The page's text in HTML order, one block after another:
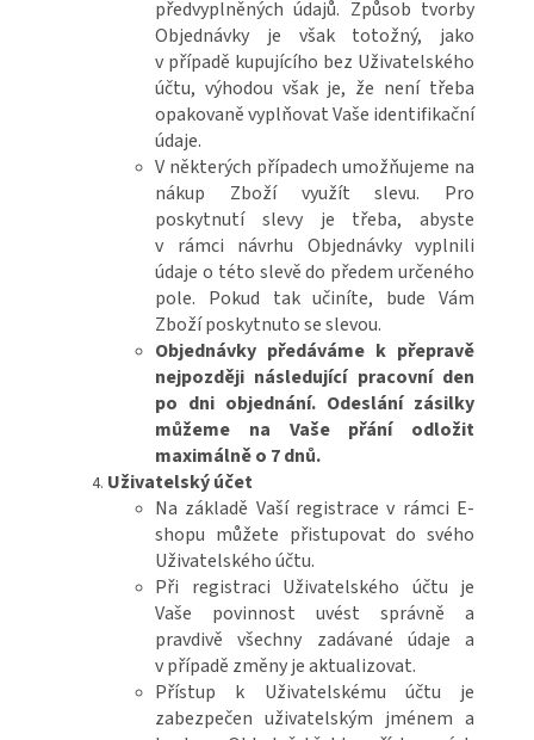
předvyplněných údajů. Způsob tvorby
Objednávky je však totožný, jako
v případě kupujícího bez Uživatelského
účtu, výhodou však je, že není třeba
opakovaně vyplňovat Vaše identifikační
údaje.
V některých případech umožňujeme na
nákup Zboží využít slevu. Pro
poskytnutí slevy je třeba, abyste
v rámci návrhu Objednávky vyplnili
údaje o této slevě do předem určeného
pole. Pokud tak učiníte, bude Vám
Zboží poskytnuto se slevou.
Objednávky předáváme k přepravě
nejpozději následující pracovní den
po dni objednání. Odeslání zásilky
můžeme na Vaše přání odložit
maximálně o 7 dnů.
Uživatelský účet
Na základě Vaší registrace v rámci E-
shopu můžete přistupovat do svého
Uživatelského účtu.
Při registraci Uživatelského účtu je
Vaše povinnost uvést správně a
pravdivě všechny zadávané údaje a
v případě změny je aktualizovat.
Přístup k Uživatelskému účtu je
zabezpečen uživatelským jménem a